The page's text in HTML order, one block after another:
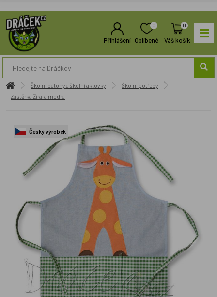
Přihlášení
0
Oblíbené
0
Váš košík
Školní batohy a školní aktovky
Školní potřeby
Zástěrka Žirafa modrá
Český výrobek